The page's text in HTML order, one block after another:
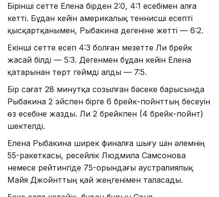
Бірінші сетте Елена бірден 2:0, 4:1 есебімен алға
кетті. Бұдан кейін америкалық теннисші есепті
қысқартқанымен, Рыбакина дегеніне жетті — 6:2.
Екінші сетте есеп 4:3 болған мезетте Ли брейк
жасай білді — 5:3. Дегенмен бұдан кейін Елена
қатарынан төрт геймді алды — 7:5.
Бір сағат 28 минутқа созылған бәсеке барысында
Рыбакина 2 эйспен бірге 6 брейк-пойнттың бесеуін
өз есебіне жазды. Ли 2 брейкпен (4 брейк-пойнт)
шектелді.
Елена Рыбакина ширек финалға шығу үшін әлемнің
55-ракеткасы, ресейлік Людмила Самсонова
немесе рейтингіде 75-орындағы аустралиялық
Майя Джойнттың қай жеңгенімен таласады.